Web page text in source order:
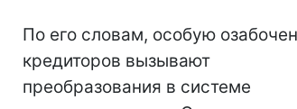
По его словам, особую
кредиторов вызывают
преобразования в системе